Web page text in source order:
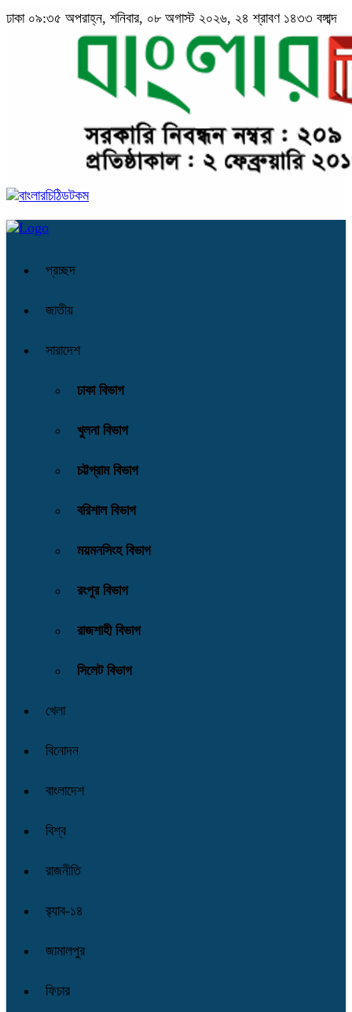
ঢাকা ০৯:৩৫ অপরাহ্ন, শনিবার, ০৮ অগাস্ট ২০২৬, ২৪ শ্রাবণ ১৪৩৩ বঙ্গাব্দ
প্রচ্ছদ
জাতীয়
সারাদেশ
ঢাকা বিভাগ
খুলনা বিভাগ
চট্টগ্রাম বিভাগ
বরিশাল বিভাগ
ময়মনসিংহ বিভাগ
রংপুর বিভাগ
রাজশাহী বিভাগ
সিলেট বিভাগ
খেলা
বিনোদন
বাংলাদেশ
বিশ্ব
রাজনীতি
র‌্যাব-১৪
জামালপুর
ফিচার